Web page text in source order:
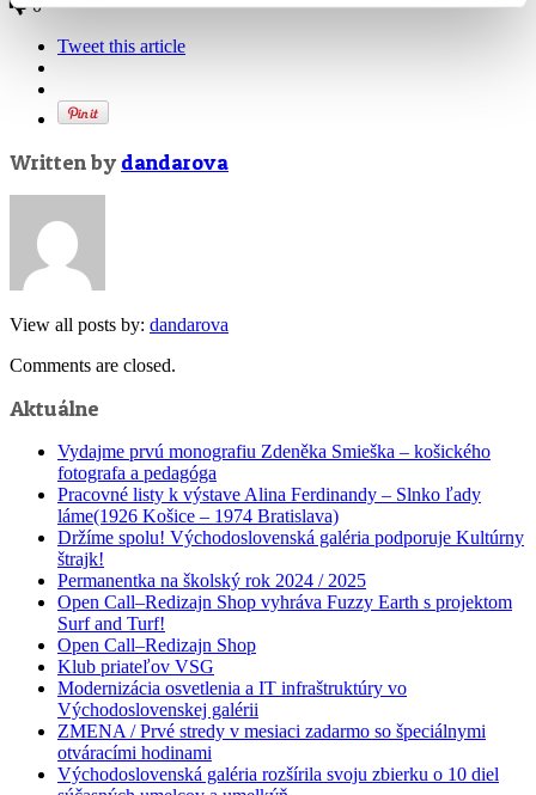
0
Tweet this article
Written by dandarova
View all posts by: dandarova
Comments are closed.
Aktuálne
Vydajme prvú monografiu Zdeněka Smieška – košického
fotografa a pedagóga
Pracovné listy k výstave Alina Ferdinandy – Slnko ľady
láme(1926 Košice – 1974 Bratislava)
Držíme spolu! Východoslovenská galéria podporuje Kultúrny
štrajk!
Permanentka na školský rok 2024 / 2025
Open Call–Redizajn Shop vyhráva Fuzzy Earth s projektom
Surf and Turf!
Open Call–Redizajn Shop
Klub priateľov VSG
Modernizácia osvetlenia a IT infraštruktúry vo
Východoslovenskej galérii
ZMENA / Prvé stredy v mesiaci zadarmo so špeciálnymi
otváracími hodinami
Východoslovenská galéria rozšírila svoju zbierku o 10 diel